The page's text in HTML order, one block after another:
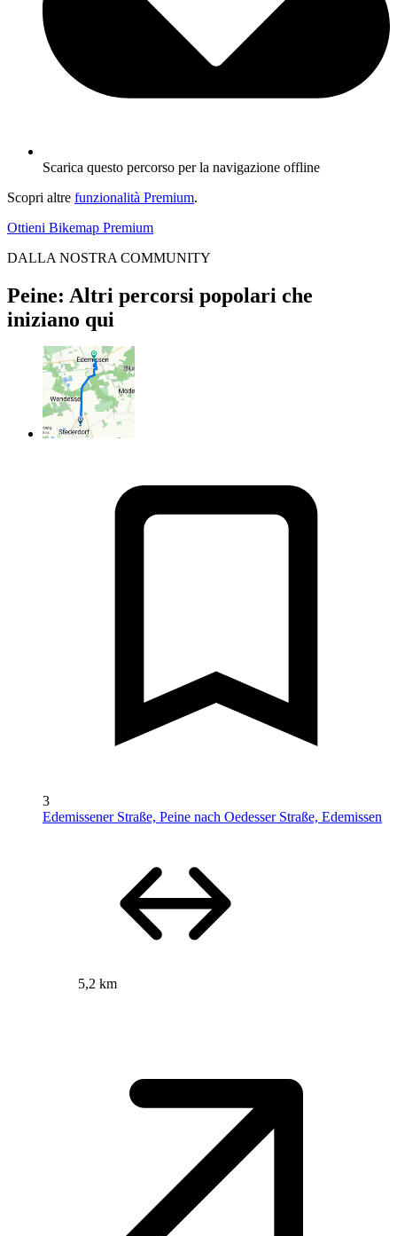
Scarica questo percorso per la navigazione offline
Scopri altre funzionalità Premium.
Ottieni Bikemap Premium
DALLA NOSTRA COMMUNITY
Peine: Altri percorsi popolari che
iniziano qui
3
Edemissener Straße, Peine nach Oedesser Straße, Edemissen
5,2 km